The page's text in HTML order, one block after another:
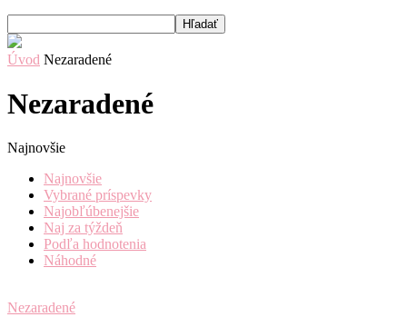
Úvod Nezaradené
Nezaradené
Najnovšie
Najnovšie
Vybrané príspevky
Najobľúbenejšie
Naj za týždeň
Podľa hodnotenia
Náhodné
Nezaradené